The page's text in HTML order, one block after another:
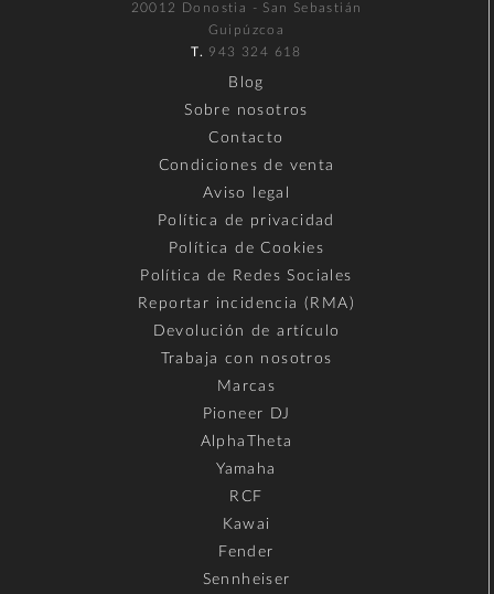
20012 Donostia - San Sebastián
Guipúzcoa
T. 943 324 618
Blog
Sobre nosotros
Contacto
Condiciones de venta
Aviso legal
Política de privacidad
Política de Cookies
Política de Redes Sociales
Reportar incidencia (RMA)
Devolución de artículo
Trabaja con nosotros
Marcas
Pioneer DJ
AlphaTheta
Yamaha
RCF
Kawai
Fender
Sennheiser